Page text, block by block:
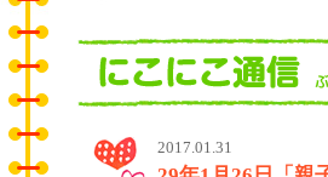
2017.01.31